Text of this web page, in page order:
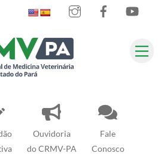
Ouvidoria
do CRMV-PA
Fale
Conosco
InstagramFacebook